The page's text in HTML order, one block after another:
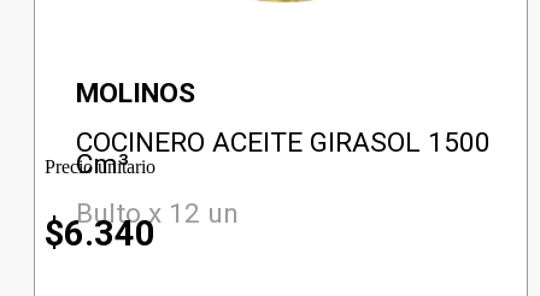
MOLINOS
COCINERO ACEITE GIRASOL 1500
Cm³
Bulto x 12 un
Precio unitario
$6.340